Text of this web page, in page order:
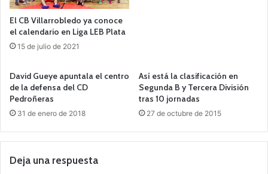
El CB Villarrobledo ya conoce
el calendario en Liga LEB Plata
15 de julio de 2021
David Gueye apuntala el centro
de la defensa del CD
Pedroñeras
31 de enero de 2018
Así está la clasificación en
Segunda B y Tercera División
tras 10 jornadas
27 de octubre de 2015
Deja una respuesta